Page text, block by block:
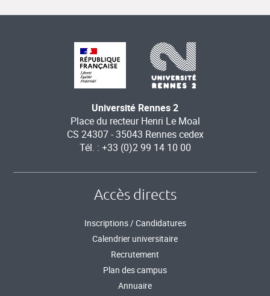
Université Rennes 2
Place du recteur Henri Le Moal
CS 24307 - 35043 Rennes cedex
Tél. : +33 (0)2 99 14 10 00
Accès directs
Inscriptions / Candidatures
Calendrier universitaire
Recrutement
Plan des campus
Annuaire